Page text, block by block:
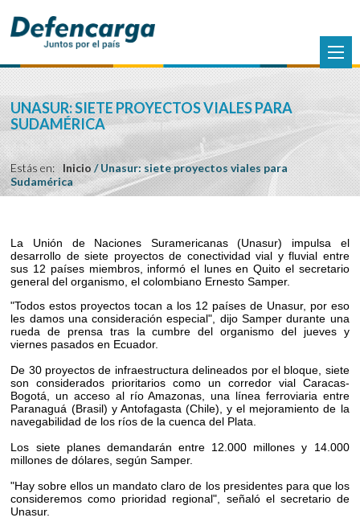
UNASUR: SIETE PROYECTOS VIALES PARA
SUDAMÉRICA
Estás en: Inicio/Unasur: siete proyectos viales para
Sudamérica
La Unión de Naciones Suramericanas (Unasur) impulsa el
desarrollo de siete proyectos de conectividad vial y fluvial entre
sus 12 países miembros, informó el lunes en Quito el secretario
general del organismo, el colombiano Ernesto Samper.
"Todos estos proyectos tocan a los 12 países de Unasur, por eso
les damos una consideración especial", dijo Samper durante una
rueda de prensa tras la cumbre del organismo del jueves y
viernes pasados en Ecuador.
De 30 proyectos de infraestructura delineados por el bloque, siete
son considerados prioritarios como un corredor vial Caracas-
Bogotá, un acceso al río Amazonas, una línea ferroviaria entre
Paranaguá (Brasil) y Antofagasta (Chile), y el mejoramiento de la
navegabilidad de los ríos de la cuenca del Plata.
Los siete planes demandarán entre 12.000 millones y 14.000
millones de dólares, según Samper.
"Hay sobre ellos un mandato claro de los presidentes para que los
consideremos como prioridad regional", señaló el secretario de
Unasur.